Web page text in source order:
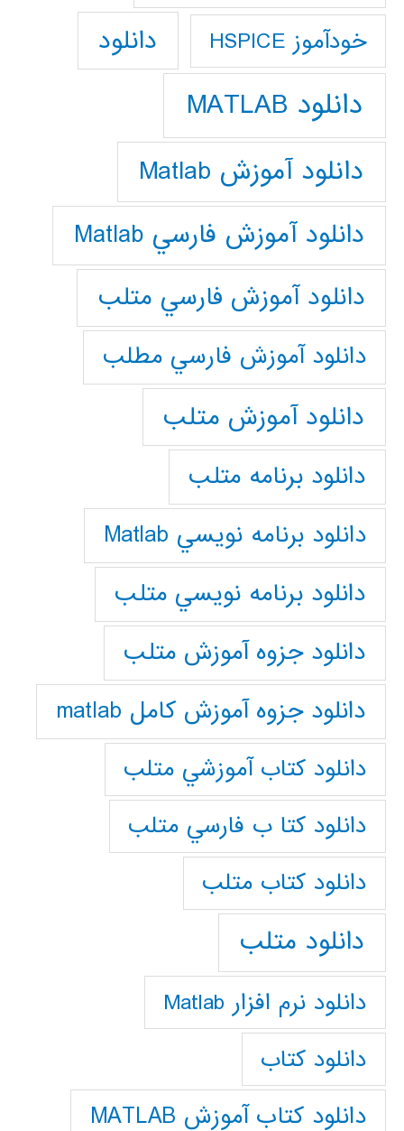
خودآموز HSPICE دانلود
دانلود MATLAB
دانلود آموزش Matlab
دانلود آموزش فارسي Matlab
دانلود آموزش فارسي متلب
دانلود آموزش فارسي مطلب
دانلود آموزش متلب
دانلود برنامه متلب
دانلود برنامه نويسي Matlab
دانلود برنامه نويسي متلب
دانلود جزوه آموزش متلب
دانلود جزوه آموزش کامل matlab
دانلود كتاب آموزشي متلب
دانلود كتا ب فارسي متلب
دانلود كتاب متلب
دانلود متلب
دانلود نرم افزار Matlab
دانلود کتاب
دانلود کتاب آموزش MATLAB